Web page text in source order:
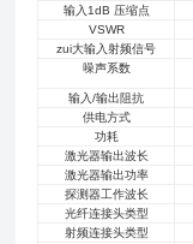
输入1dB 压缩点
VSWR
zui大输入射频信号
噪声系数
输入/输出阻抗
供电方式
功耗
激光器输出波长
激光器输出功率
探测器工作波长
光纤连接头类型
射频连接头类型